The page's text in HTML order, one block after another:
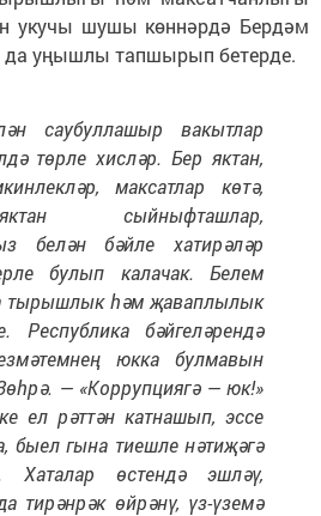
укучы шушы көннәрдә Бердәм
да уңышлы тапшырып бетерде.
саубуллашыр вакытлар
төрле хисләр. Бер яктан,
максатлар көтә,
сыйныфташлар,
белән бәйле хатирәләр
булып калачак. Белем
тырышлык һәм җаваплылык
Республика бәйгеләрендә
юкка булмавын
— «Коррупциягә — юк!»
ел рәттән катнашып, эссе
быел гына тиешле нәтиҗәгә
өстендә эшләү,
тирәнрәк өйрәнү, үз-үземә